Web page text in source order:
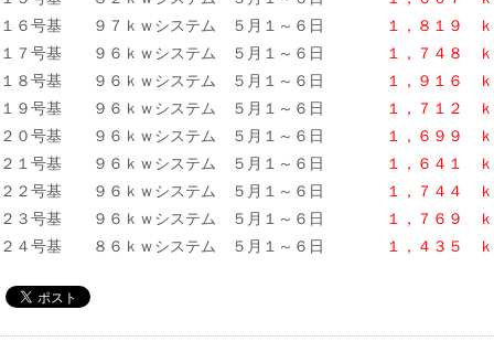
１６号基 ９７ｋｗシステム ５月１～６日
１，８１９ ｋ
１７号基 ９６ｋｗシステム ５月１～６日
１，７４８ ｋ
１８号基 ９６ｋｗシステム ５月１～６日
１，９１６ ｋ
１９号基 ９６ｋｗシステム ５月１～６日
１，７１２
２０号基 ９６ｋｗシステム ５月１～６日
１，６９９ ｋ
２１号基 ９６ｋｗシステム ５月１～６日
１，６４１ ｋ
２２号基 ９６ｋｗシステム ５月１～６日
１，７４４ ｋ
２３号基 ９６ｋｗシステム ５月１～６日
１，７６９ ｋ
２４号基 ８６ｋｗシステム ５月１～６日
１，４３５